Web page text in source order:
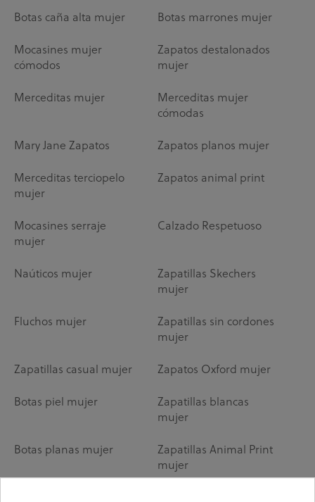
Botas caña alta mujer Botas marrones mujer
Mocasines mujer
cómodos
Zapatos destalonados
mujer
Merceditas mujer
Merceditas mujer
cómodas
Mary Jane Zapatos Zapatos planos mujer
Merceditas terciopelo
mujer
Zapatos animal print
Mocasines serraje
mujer
Calzado Respetuoso
Naúticos mujer
Zapatillas Skechers
mujer
Fluchos mujer
Zapatillas sin cordones
mujer
Zapatillas casual mujer Zapatos Oxford mujer
Botas piel mujer
Zapatillas blancas
mujer
Botas planas mujer
Zapatillas Animal Print
mujer